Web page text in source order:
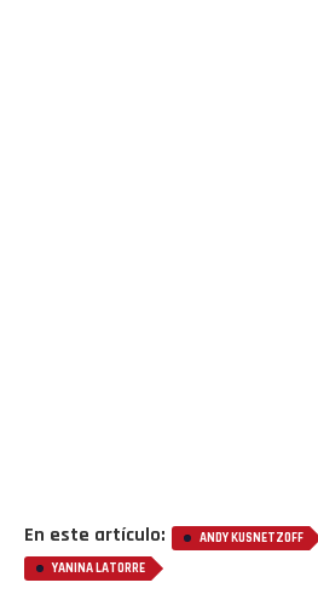
En este artículo: ANDY KUSNETZOFF
YANINA LATORRE